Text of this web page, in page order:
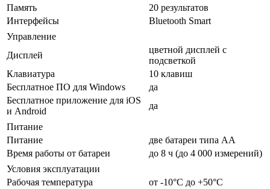
Память
20 результатов
Интерфейсы
Bluetooth Smart
Управление
Дисплей
цветной дисплей с
подсветкой
Клавиатура
10 клавиш
Бесплатное ПО для Windows
да
Бесплатное приложение для iOS
и Android
да
Питание
Питание
две батареи типа АА
Время работы от батареи
до 8 ч (до 4 000 измерений)
Условия эксплуатации
Рабочая температура
от -10°С до +50°С